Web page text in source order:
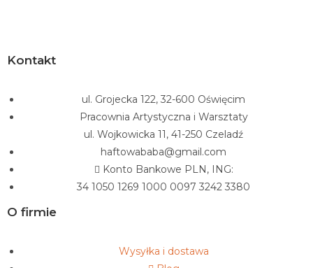
Kontakt
ul. Grojecka 122, 32-600 Oświęcim
Pracownia Artystyczna i Warsztaty
ul. Wojkowicka 11, 41-250 Czeladź
haftowababa@gmail.com
Konto Bankowe PLN, ING:
34 1050 1269 1000 0097 3242 3380
O firmie
Wysyłka i dostawa